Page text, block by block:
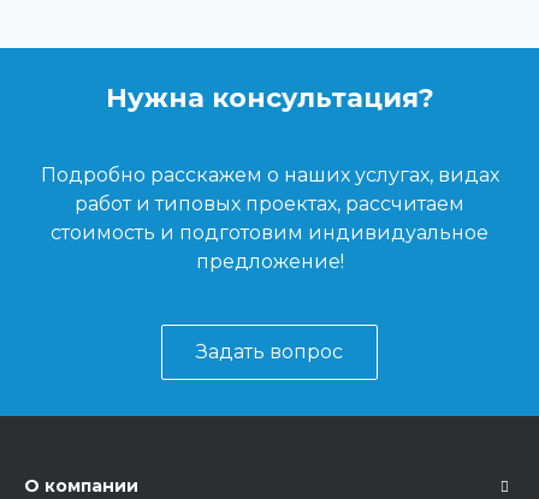
Нужна консультация?
Подробно расскажем о наших услугах, видах
работ и типовых проектах, рассчитаем
стоимость и подготовим индивидуальное
предложение!
Задать вопрос
О компании